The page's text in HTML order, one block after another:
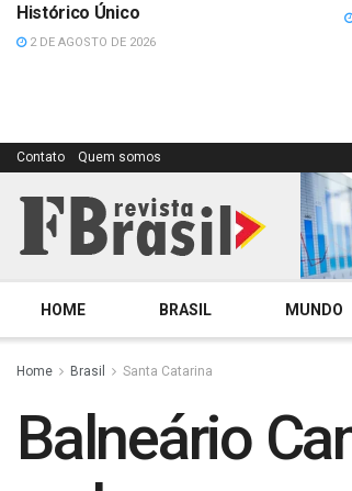
Histórico Único
2 DE AGOSTO DE 2026
Contato Quem somos
HOME BRASIL MUNDO
Home Brasil Santa Catarina
Balneário